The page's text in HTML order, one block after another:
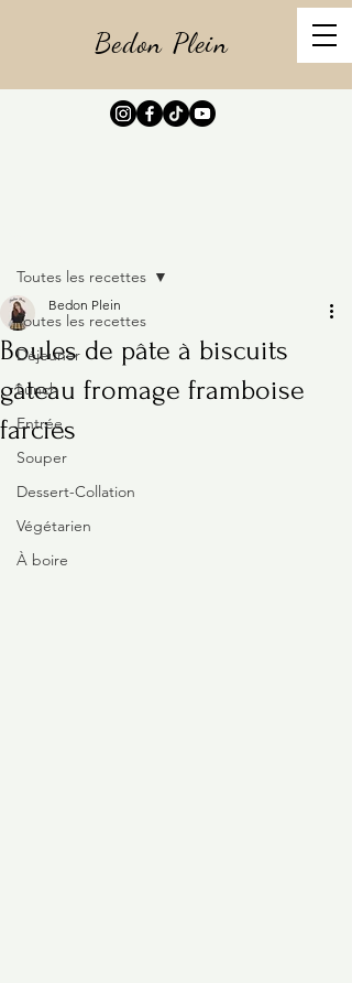
Bedon Plein
Toutes les recettes
Déjeuner
Lunch
Entrée
Souper
Dessert-Collation
Végétarien
À boire
Toutes les recettes
Boules de pâte à biscuits
gâteau fromage framboise
farcies
Bedon Plein